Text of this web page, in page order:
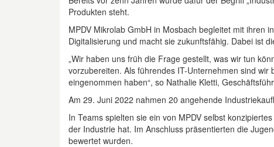
Produkten steht.
MPDV Mikrolab GmbH in Mosbach begleitet mit ihren
Digitalisierung und macht sie zukunftsfähig. Dabei ist
„Wir haben uns früh die Frage gestellt, was wir tun
vorzubereiten. Als führendes IT-Unternehmen sind
eingenommen haben“, so Nathalie Kletti,
Am 29. Juni 2022 nahmen 20 angehende
In Teams spielten sie ein von MPDV selbst
der Industrie hat. Im Anschluss präsentierten die
bewertet wurden.